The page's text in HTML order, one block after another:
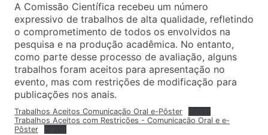
A Comissão Científica recebeu um número
expressivo de trabalhos de alta qualidade, refletindo
o comprometimento de todos os envolvidos na
pesquisa e na produção acadêmica. No entanto,
como parte desse processo de avaliação, alguns
trabalhos foram aceitos para apresentação no
evento, mas com restrições de modificação para
publicações nos anais.
Trabalhos Aceitos Comunicação Oral e-Pôster
Trabalhos Aceitos com Restrições - Comunicação Oral e e-
Pôster